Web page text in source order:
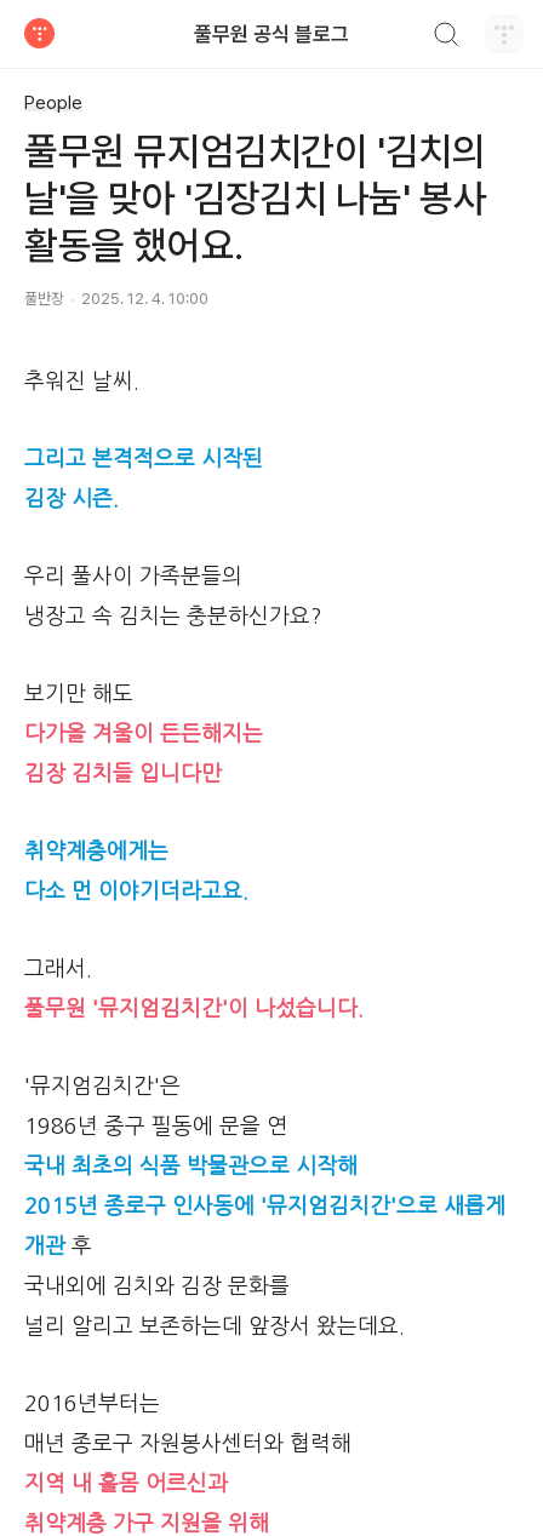
풀무원 공식 블로그
People
풀무원 뮤지엄김치간이 '김치의
날'을 맞아 '김장김치 나눔' 봉사
활동을 했어요.
풀반장 2025. 12. 4. 10:00
추워진 날씨.
그리고 본격적으로 시작된
김장 시즌.
우리 풀사이 가족분들의
냉장고 속 김치는 충분하신가요?
보기만 해도
다가올 겨울이 든든해지는
김장 김치들 입니다만
취약계층에게는
다소 먼 이야기더라고요.
그래서.
풀무원 '뮤지엄김치간'이 나섰습니다.
'뮤지엄김치간'은
1986년 중구 필동에 문을 연
국내 최초의 식품 박물관으로 시작해
2015년 종로구 인사동에 '뮤지엄김치간'으로 새롭게
개관후
국내외에 김치와 김장 문화를
널리 알리고 보존하는데 앞장서 왔는데요.
2016년부터는
매년 종로구 자원봉사센터와 협력해
지역 내 홀몸 어르신과
취약계층 가구 지원을 위해